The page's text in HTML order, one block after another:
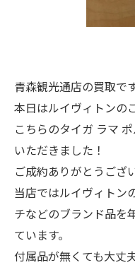
青森観光通店の買取です
本日はルイヴィトンの
こちらのタイガ ラマ
いただきました！
ご成約ありがとうござ
当店ではルイヴィトン
チなどのブランド品を
ています。
付属品が無くても大丈